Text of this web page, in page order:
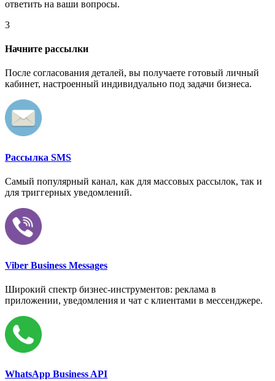
ответить на ваши вопросы.
3
Начните рассылки
После согласования деталей, вы получаете готовый личный
кабинет, настроенный индивидуально под задачи бизнеса.
Рассылка SMS
Самый популярный канал, как для массовых рассылок, так и
для триггерных уведомлений.
Viber Business Messages
Широкий спектр бизнес-инструментов: реклама в
приложении, уведомления и чат с клиентами в мессенджере.
WhatsApp Business API